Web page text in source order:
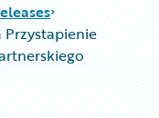
Przystapienie